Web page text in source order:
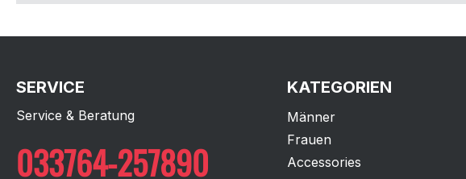
SERVICE
Service & Beratung
033764-257890
KATEGORIEN
Männer
Frauen
Accessories